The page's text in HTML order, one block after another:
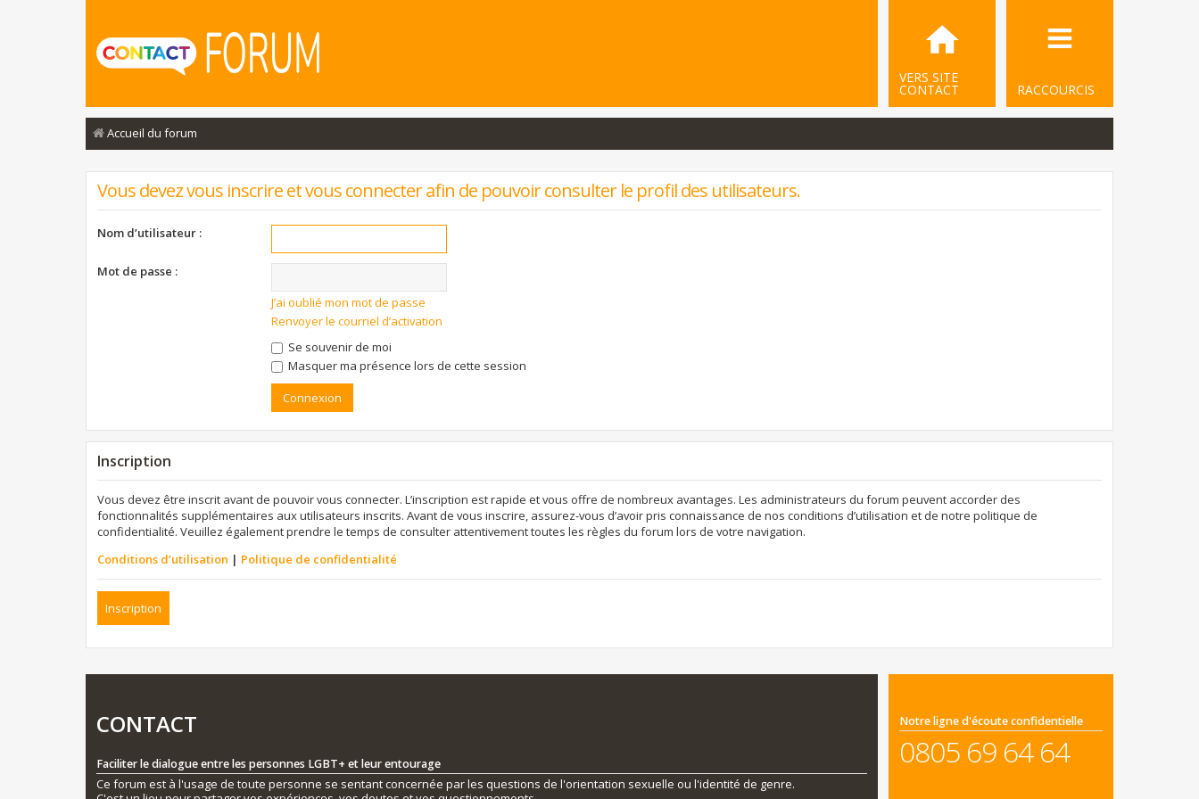
RACCOURCIS
VERS SITE
CONTACT
Accueil du forum
Vous devez vous inscrire et vous connecter afin de pouvoir consulter le profil des utilisateurs.
Nom d’utilisateur :
Mot de passe :
J’ai oublié mon mot de passe
Renvoyer le courriel d’activation
Se souvenir de moi
Masquer ma présence lors de cette session
Inscription
Vous devez être inscrit avant de pouvoir vous connecter. L’inscription est rapide et vous offre de nombreux avantages. Les administrateurs du forum peuvent accorder des
fonctionnalités supplémentaires aux utilisateurs inscrits. Avant de vous inscrire, assurez-vous d’avoir pris connaissance de nos conditions d’utilisation et de notre politique de
confidentialité. Veuillez également prendre le temps de consulter attentivement toutes les règles du forum lors de votre navigation.
Conditions d’utilisation | Politique de confidentialité
Inscription
CONTACT
Faciliter le dialogue entre les personnes LGBT+ et leur entourage
Ce forum est à l'usage de toute personne se sentant concernée par les questions de l'orientation sexuelle ou l'identité de genre.
Notre ligne d'écoute confidentielle
0805 69 64 64